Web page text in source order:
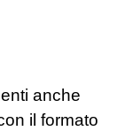
anche
il formato